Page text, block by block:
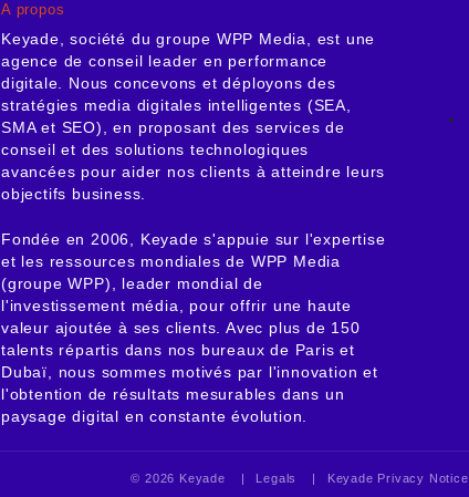
A propos
Keyade, société du groupe WPP Media, est une
agence de conseil leader en performance
digitale. Nous concevons et déployons des
stratégies media digitales intelligentes (SEA,
SMA et SEO), en proposant des services de
conseil et des solutions technologiques
avancées pour aider nos clients à atteindre leurs
objectifs business.
Fondée en 2006, Keyade s'appuie sur l'expertise
et les ressources mondiales de WPP Media
(groupe WPP), leader mondial de
l'investissement média, pour offrir une haute
valeur ajoutée à ses clients. Avec plus de 150
talents répartis dans nos bureaux de Paris et
Dubaï, nous sommes motivés par l'innovation et
l'obtention de résultats mesurables dans un
paysage digital en constante évolution.
© 2026 Keyade Legals Keyade Privacy Notice